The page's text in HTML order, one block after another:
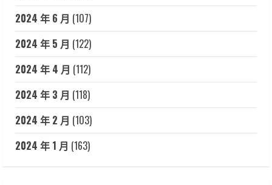
2024 年 6 月 (107)
2024 年 5 月 (122)
2024 年 4 月 (112)
2024 年 3 月 (118)
2024 年 2 月 (103)
2024 年 1 月 (163)